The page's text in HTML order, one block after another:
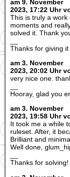
am 9. November
2023, 17:22 Uhr
This is truly a
moments and
solved it. Thank
Thanks for giving it
am 3. November
2023, 20:02 Uhr
very nice one.
Hooray, glad you
am 3. November
2023, 19:58 Uhr
It took me a while
ruleset. After, it
Brilliant and
Well done,
Thanks for